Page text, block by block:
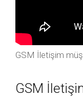
GSM İletişim
GSM